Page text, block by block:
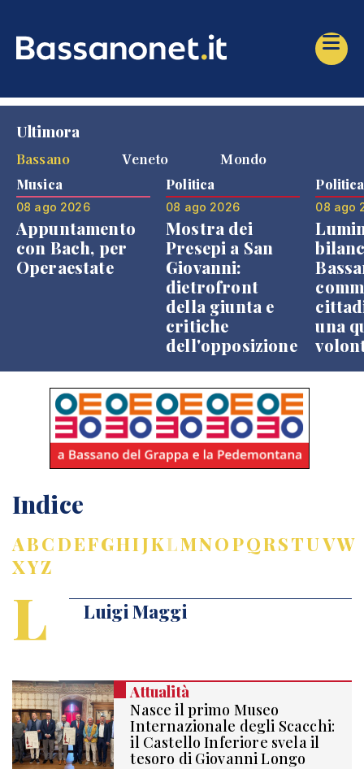
Ultimora
Bassano
Veneto Mondo
Musica
08 ago 2026
Appuntamento
con Bach, per
Operaestate
Politica
08 ago 2026
Mostra dei
Presepi a San
Giovanni:
dietrofront
della giunta e
critiche
dell'opposizione
Politica
08 ago
una
Indice
ABCDEFGHIJKLMNOPQRSTUVW
XYZ
L Luigi Maggi
Attualità
Nasce il primo Museo
Internazionale degli Scacchi:
il Castello Inferiore svela il
tesoro di Giovanni Longo